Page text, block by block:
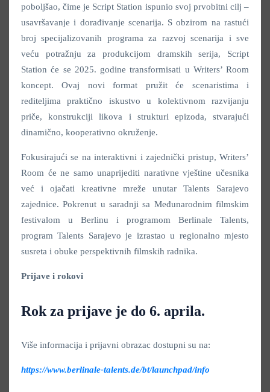
poboljšao, čime je Script Station ispunio svoj prvobitni cilj –
usavršavanje i dorađivanje scenarija. S obzirom na rastući
broj specijalizovanih programa za razvoj scenarija i sve
veću potražnju za produkcijom dramskih serija, Script
Station će se 2025. godine transformisati u Writers’ Room
koncept. Ovaj novi format pružit će scenaristima i
rediteljima praktično iskustvo u kolektivnom razvijanju
priče, konstrukciji likova i strukturi epizoda, stvarajući
dinamično, kooperativno okruženje.
Fokusirajući se na interaktivni i zajednički pristup, Writers’
Room će ne samo unaprijediti narativne vještine učesnika
već i ojačati kreativne mreže unutar Talents Sarajevo
zajednice. Pokrenut u saradnji sa Međunarodnim filmskim
festivalom u Berlinu i programom Berlinale Talents,
program Talents Sarajevo je izrastao u regionalno mjesto
susreta i obuke perspektivnih filmskih radnika.
Prijave i rokovi
Rok za prijave je do 6. aprila.
Više informacija i prijavni obrazac dostupni su na:
https://www.berlinale-talents.de/bt/launchpad/info